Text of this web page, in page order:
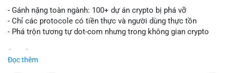
- Gánh nặng toàn ngành: 100+ dự án crypto bị phá vỡ
- Chỉ các protocole có tiền thực và người dùng thực tồn
- Phá trộn tương tự dot-com nhưng trong không gian crypto
Đọc thêm